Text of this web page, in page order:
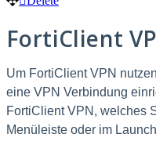
FortiClient
Um FortiClient VPN
eine VPN Verbindung
FortiClient VPN, welches
Menüleiste oder im